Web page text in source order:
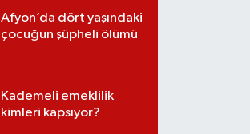
Afyon’da dört yaşındaki
çocuğun şüpheli ölümü
Kademeli emeklilik
kimleri kapsıyor?